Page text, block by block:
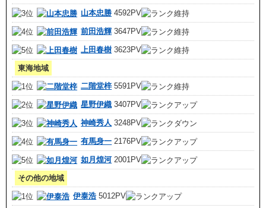
山本忠勝 4592PV
前田浩輝 3647PV
上田春樹 3623PV
東海地域
二階堂梓 5591PV
星野伊織 3407PV
神崎秀人 3248PV
有馬身一 2176PV
如月煌河2001PV
その他の地域
伊泰浩 5012PV